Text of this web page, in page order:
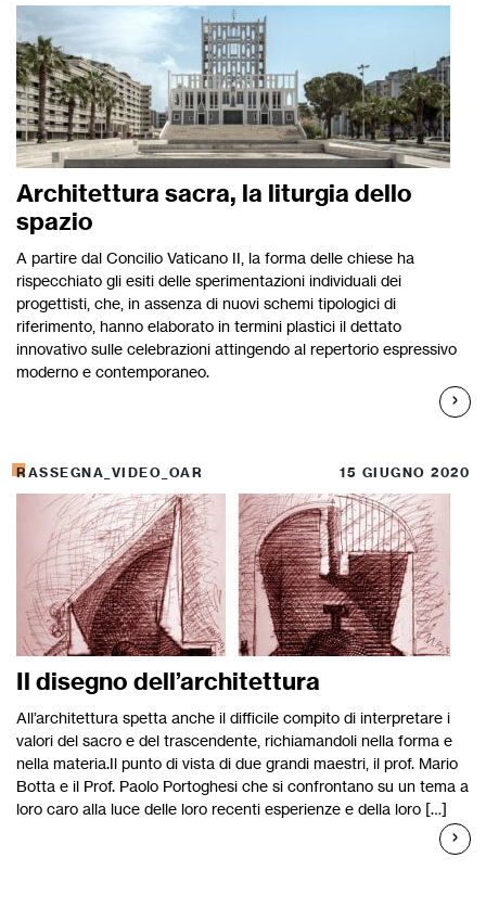
Architettura sacra, la liturgia dello
spazio
A partire dal Concilio Vaticano II, la forma delle chiese ha
rispecchiato gli esiti delle sperimentazioni individuali dei
progettisti, che, in assenza di nuovi schemi tipologici di
riferimento, hanno elaborato in termini plastici il dettato
innovativo sulle celebrazioni attingendo al repertorio espressivo
moderno e contemporaneo.
RASSEGNA_VIDEO_OAR 15 GIUGNO 2020
Il disegno dell’architettura
All’architettura spetta anche il difficile compito di interpretare i
valori del sacro e del trascendente, richiamandoli nella forma e
nella materia.Il punto di vista di due grandi maestri, il prof. Mario
Botta e il Prof. Paolo Portoghesi che si confrontano su un tema a
loro caro alla luce delle loro recenti esperienze e della loro […]